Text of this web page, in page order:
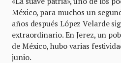
México, para muchos un
años después López Velarde
extraordinario. En Jerez, un
de México, hubo varias
junio.